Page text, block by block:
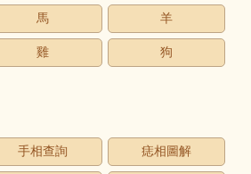
馬 羊
雞 狗
手相查詢 痣相圖解